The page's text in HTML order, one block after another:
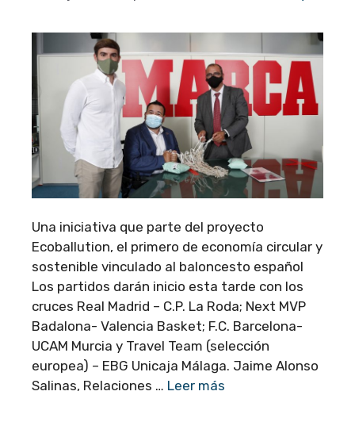
Una iniciativa que parte del proyecto
Ecoballution, el primero de economía circular y
sostenible vinculado al baloncesto español
Los partidos darán inicio esta tarde con los
cruces Real Madrid – C.P. La Roda; Next MVP
Badalona- Valencia Basket; F.C. Barcelona-
UCAM Murcia y Travel Team (selección
europea) – EBG Unicaja Málaga. Jaime Alonso
Salinas, Relaciones … Leer más